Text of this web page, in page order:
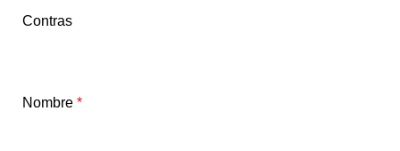
Contras
Nombre *